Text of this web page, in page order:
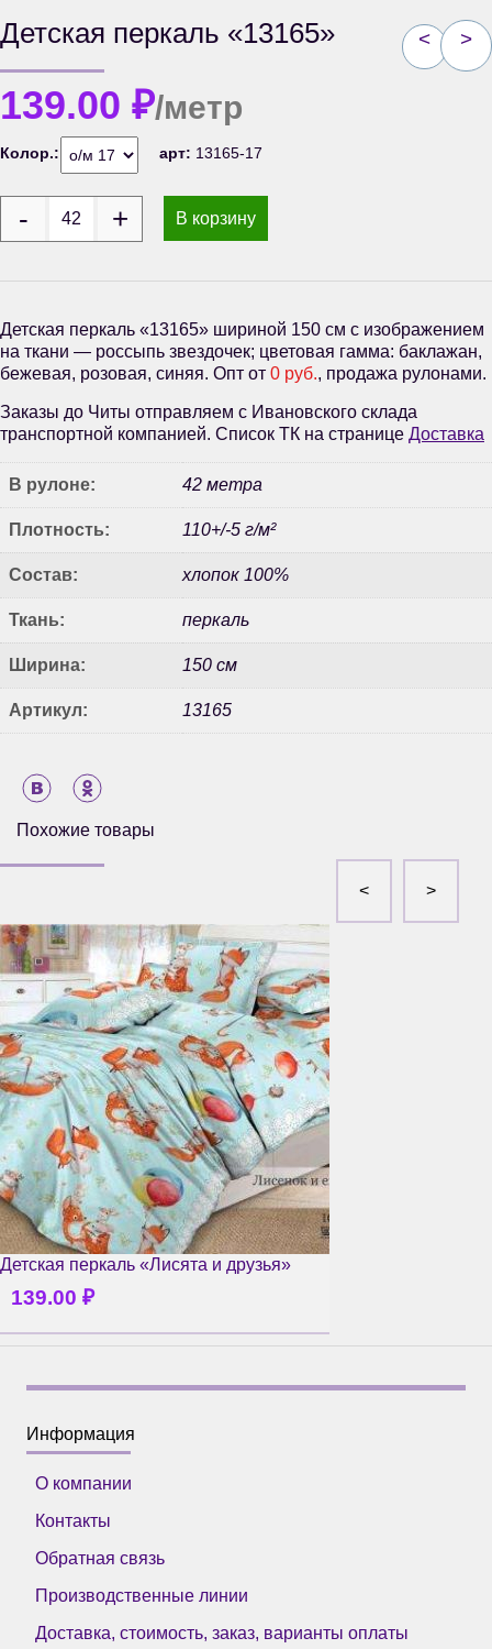
< >
Детская перкаль «13165»
139.00 ₽/метр
Колор.: арт: 13165-17
В корзину
Детская перкаль «13165» шириной 150 см с изображением
на ткани — россыпь звездочек; цветовая гамма: баклажан,
бежевая, розовая, синяя. Опт от 0 руб., продажа рулонами.
Заказы до Читы отправляем с Ивановского склада
транспортной компанией. Список ТК на странице Доставка
В рулоне: 42 метра
Плотность: 110+/-5 г/м²
Состав: хлопок 100%
Ткань: перкаль
Ширина: 150 см
Артикул: 13165
Похожие товары
Детская перкаль «Лисята и друзья»
139.00 ₽
Информация
О компании
Контакты
Обратная связь
Производственные линии
Доставка, стоимость, заказ, варианты оплаты